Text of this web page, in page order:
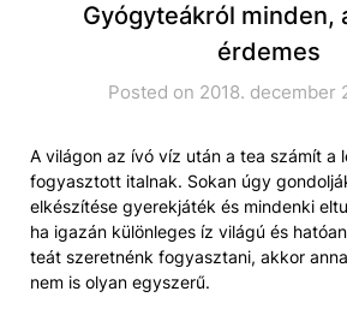
Gyógyteákról minden,
érdemes
Posted on 2018. december
A világon az ívó víz után a tea számít a
fogyasztott italnak. Sokan úgy
elkészítése gyerekjáték és mindenki
ha igazán különleges íz világú és
teát szeretnénk fogyasztani, akkor
nem is olyan egyszerű.